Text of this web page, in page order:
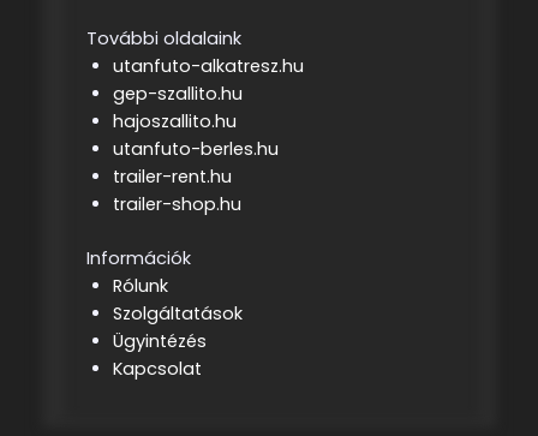
További oldalaink
utanfuto-alkatresz.hu
gep-szallito.hu
hajoszallito.hu
utanfuto-berles.hu
trailer-rent.hu
trailer-shop.hu
Információk
Rólunk
Szolgáltatások
Ügyintézés
Kapcsolat